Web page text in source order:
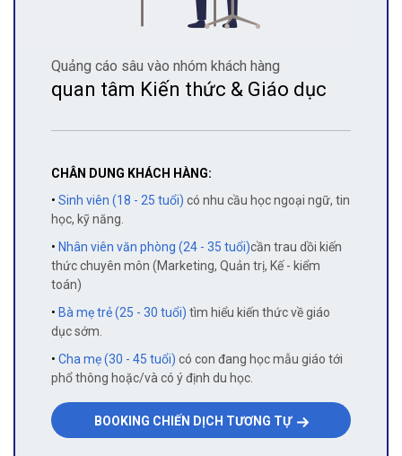
Quảng cáo sâu vào nhóm khách hàng
quan tâm Kiến thức & Giáo dục
CHÂN DUNG KHÁCH HÀNG:
• Sinh viên (18 - 25 tuổi) có nhu cầu học ngoại ngữ, tin
học, kỹ năng.
• Nhân viên văn phòng (24 - 35 tuổi)cần trau dồi kiến
thức chuyên môn (Marketing, Quản trị, Kế - kiểm
toán)
• Bà mẹ trẻ (25 - 30 tuổi) tìm hiểu kiến thức về giáo
dục sớm.
• Cha mẹ (30 - 45 tuổi) có con đang học mẫu giáo tới
phổ thông hoặc/và có ý định du học.
BOOKING CHIẾN DỊCH TƯƠNG TỰ